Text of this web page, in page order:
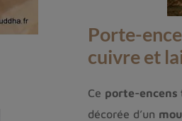
Porte-
cuivre et
Ce porte-
décorée d’un